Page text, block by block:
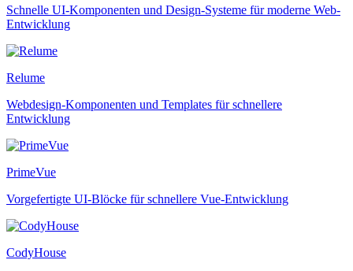
Schnelle UI-Komponenten und Design-Systeme für moderne Web-
Entwicklung
Relume
Webdesign-Komponenten und Templates für schnellere
Entwicklung
PrimeVue
Vorgefertigte UI-Blöcke für schnellere Vue-Entwicklung
CodyHouse